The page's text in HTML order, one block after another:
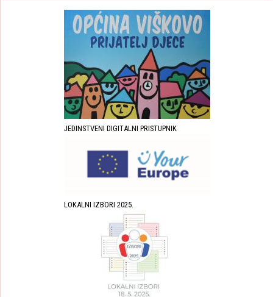
JEDINSTVENI DIGITALNI PRISTUPNIK
LOKALNI IZBORI 2025.